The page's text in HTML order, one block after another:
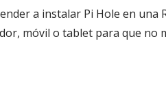
a instalar Pi Hole en una
móvil o tablet para que no